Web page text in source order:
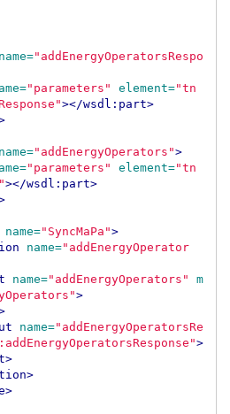
name="addEnergyOperatorsRespo
"parameters" element="tn
></wsdl:part>
name="addEnergyOperators">
"parameters" element="tn
></wsdl:part>
name="SyncMaPa">
name="addEnergyOperator
name="addEnergyOperators"
m
>
name="addEnergyOperatorsRe
>